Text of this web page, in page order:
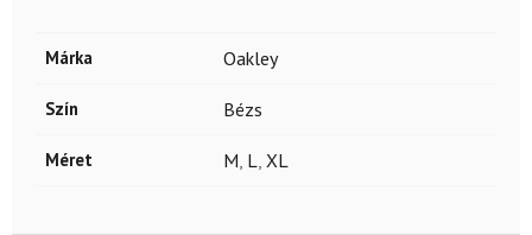
Márka Oakley
Szín Bézs
Méret M L XL